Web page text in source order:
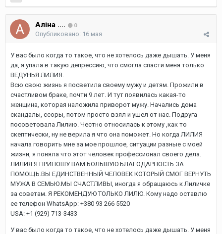
Аліна .... 0
Опубликовано: 16 мая
У вас было когда то такое, что не хотелось даже дышать. У меня
да, я упала в такую депрессию, что смогла спасти меня только
ВЕДУНЬЯ ЛИЛИЯ.
Всю свою жизнь я посветила своему мужу и детям. Прожили в
счастливом браке, почти 9 лет. И тут появилась какая-то
женщина, которая наложила приворот мужу. Начались дома
скандалы, ссоры, потом просто взял и ушел от нас. Подруга
посоветовала Лилию. Честно относилась к этому ,как то
скептически, ну не верила я что она поможет. Но когда ЛИЛИЯ
начала говорить мне за мое прошлое, ситуации разные с моей
жизни, я поняла что этот человек профессионал своего дела.
ЛИЛИЯ Я ПРИНОШУ ВАМ БОЛЬШУЮ БЛАГОДАРНОСТЬ ЗА
ПОМОЩЬ.ВЫ ЕДИНСТВЕННЫЙ ЧЕЛОВЕК КОТОРЫЙ СМОГ ВЕРНУТЬ
МУЖА В СЕМЬЮ.МЫ СЧАСТЛИВЫ, иногда я обращаюсь к Лиличке
за советам. Я РЕКОМЕНДУЮ ТОЛЬКО ЛИЛЮ. Кому надо оставлю
ее телефон WhatsApp: +380 93 266 5520
USA: +1 (929) 713-3433
У вас было когда то такое, что не хотелось даже дышать. У меня